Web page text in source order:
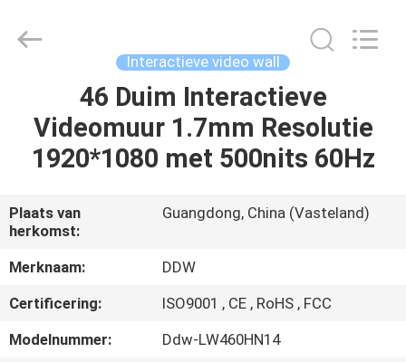
PRODUCTEN
ONGEVEER
ONS
FABRIEKSREIS
Rights
Reserved.
Interactieve video wall
46 Duim Interactieve
Videomuur 1.7mm Resolutie
1920*1080 met 500nits 60Hz
Plaats van
herkomst:
Guangdong, China (Vasteland)
Merknaam:
DDW
Certificering:
ISO9001 , CE , RoHS , FCC
Modelnummer:
Ddw-LW460HN14